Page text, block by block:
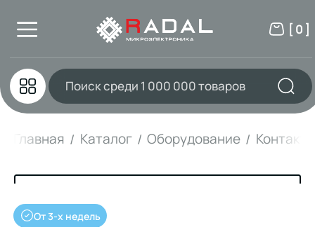
[ 0 ]
Главная Каталог Оборудование
От 3-х недель